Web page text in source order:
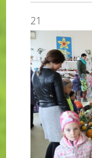
21